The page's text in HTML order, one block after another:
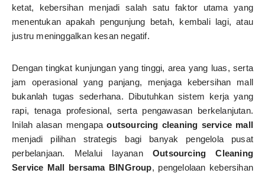
ketat, kebersihan menjadi salah satu faktor utama yang
menentukan apakah pengunjung betah, kembali lagi, atau
justru meninggalkan kesan negatif.
Dengan tingkat kunjungan yang tinggi, area yang luas, serta
jam operasional yang panjang, menjaga kebersihan mall
bukanlah tugas sederhana. Dibutuhkan sistem kerja yang
rapi, tenaga profesional, serta pengawasan berkelanjutan.
Inilah alasan mengapaoutsourcing cleaning service mall
menjadi pilihan strategis bagi banyak pengelola pusat
perbelanjaan. Melalui layanan Outsourcing Cleaning
Service Mall bersama BINGroup, pengelolaan kebersihan